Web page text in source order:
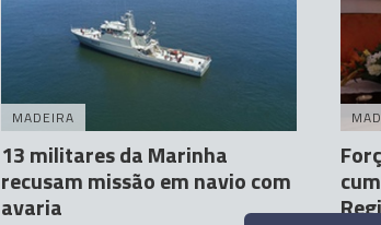
MADEIRA
13 militares da Marinha
recusam missão em navio com
avaria